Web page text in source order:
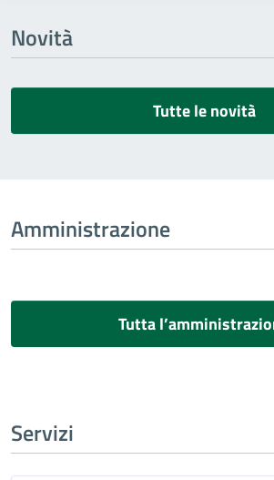
Novità
Tutte le novità
Amministrazione
Tutta
Servizi